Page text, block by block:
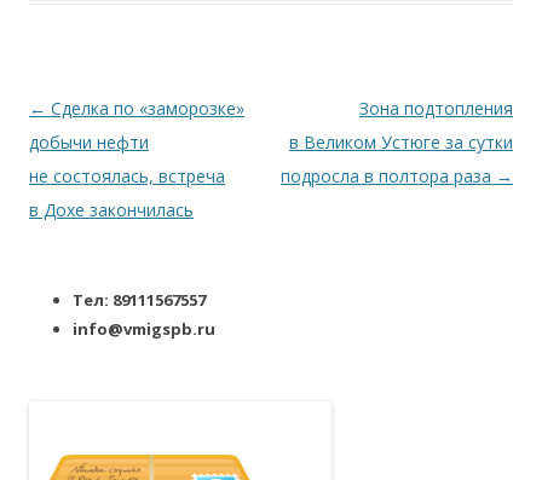
Навигация по записям
← Сделка по «заморозке»
добычи нефти
не состоялась, встреча
в Дохе закончилась
Зона подтопления
в Великом Устюге за сутки
подросла в полтора раза →
Тел: 89111567557
info@vmigspb.ru